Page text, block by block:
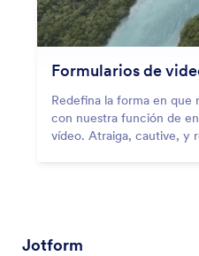
Formularios de
Redefina la forma en que
con nuestra función de
vídeo. Atraiga, cautive, y
Jotform